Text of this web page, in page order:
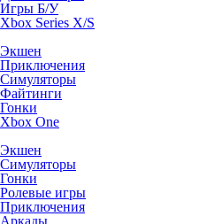
Игры Б/У
Xbox Series X/S
Экшен
Приключения
Симуляторы
Файтинги
Гонки
Xbox One
Экшен
Симуляторы
Гонки
Ролевые игры
Приключения
Аркады